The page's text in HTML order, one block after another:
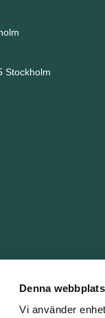
Denna
Vi använder
Stockholm